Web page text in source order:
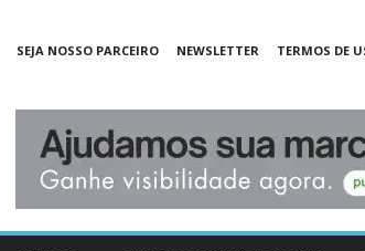
SEJA NOSSO PARCEIRO NEWSLETTER TERMOS DE